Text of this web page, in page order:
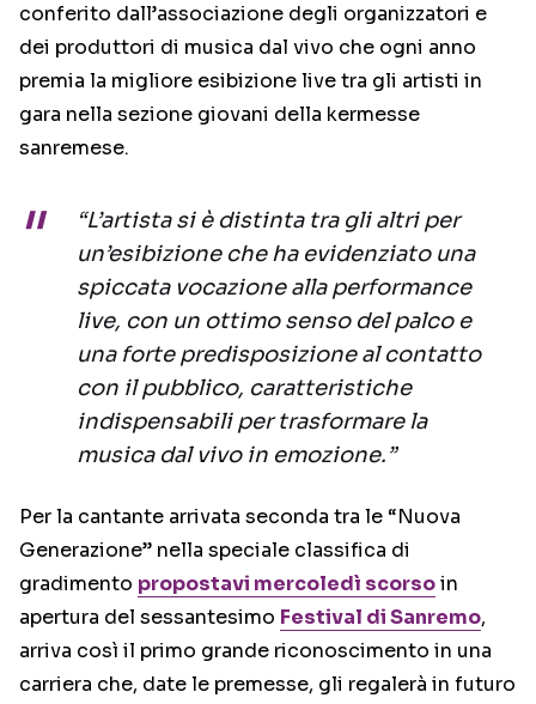
conferito dall’associazione degli organizzatori e
dei produttori di musica dal vivo che ogni anno
premia la migliore esibizione live tra gli artisti in
gara nella sezione giovani della kermesse
sanremese.
“L’artista si è distinta tra gli altri per
un’esibizione che ha evidenziato una
spiccata vocazione alla performance
live, con un ottimo senso del palco e
una forte predisposizione al contatto
con il pubblico, caratteristiche
indispensabili per trasformare la
musica dal vivo in emozione.”
Per la cantante arrivata seconda tra le “Nuova
Generazione” nella speciale classifica di
gradimento propostavi mercoledì scorsoin
apertura del sessantesimo Festival di Sanremo,
arriva così il primo grande riconoscimento in una
carriera che, date le premesse, gli regalerà in futuro